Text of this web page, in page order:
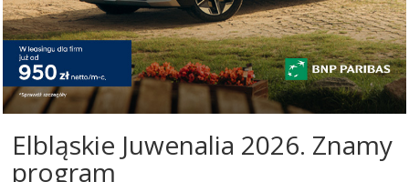
Elbląskie Juwenalia 2026. Znamy
program